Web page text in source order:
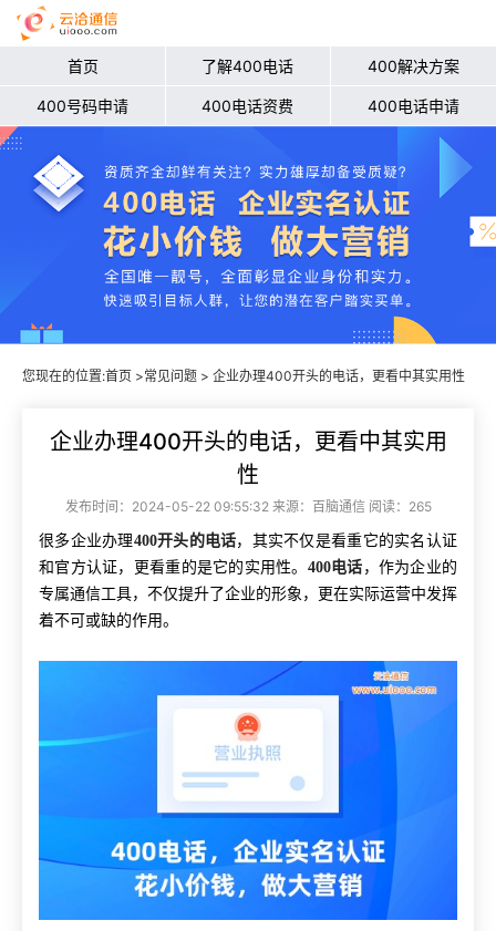
首页 了解400电话 400解决方案
400号码申请 400电话资费 400电话申请
您现在的位置:首页 >常见问题 > 企业办理400开头的电话，更看中其实用性
企业办理400开头的电话，更看中其实用
性
发布时间：2024-05-22 09:55:32 来源：百脑通信 阅读：265
很多企业办理400开头的电话，其实不仅是看重它的实名认证
和官方认证，更看重的是它的实用性。 400电话 ，作为企业的
专属通信工具，不仅提升了企业的形象，更在实际运营中发挥
着不可或缺的作用。